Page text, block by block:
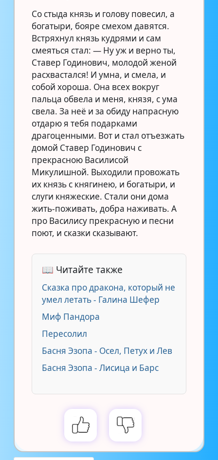
Со стыда князь и голову повесил, а
богатыри, бояре смехом давятся.
Встряхнул князь кудрями и сам
смеяться стал: — Ну уж и верно ты,
Ставер Годинович, молодой женой
расхвастался! И умна, и смела, и
собой хороша. Она всех вокруг
пальца обвела и меня, князя, с ума
свела. За неё и за обиду напрасную
отдарю я тебя подарками
драгоценными. Вот и стал отъезжать
домой Ставер Годинович с
прекрасною Василисой
Микулишной. Выходили провожать
их князь с княгинею, и богатыри, и
слуги княжеские. Стали они дома
жить-поживать, добра наживать. А
про Василису прекрасную и песни
поют, и сказки сказывают.
📖 Читайте также
Сказка про дракона, который не
умел летать - Галина Шефер
Миф Пандора
Пересолил
Басня Эзопа - Осел, Петух и Лев
Басня Эзопа - Лисица и Барс